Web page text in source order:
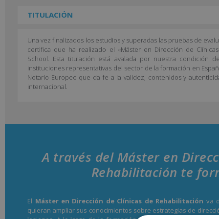
TITULACIÓN
Una vez finalizados los estudios y superadas las pruebas de
certifica que ha realizado el «Máster en Dirección de
School. Esta titulación está avalada por nuestra condición
instituciones representativas del sector de la formación en
Notario Europeo que da fe a la validez, contenidos y
internacional.
A través del Máster en
Rehabilitación te
El Máster en Dirección de Clínicas de Rehabilitación va
quieran ampliar sus conocimientos sobre estrategias de